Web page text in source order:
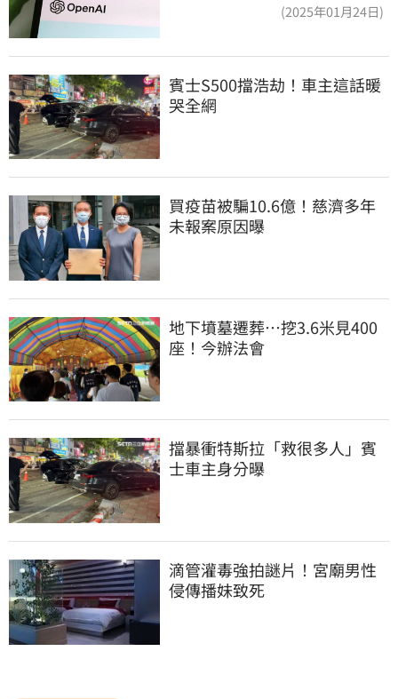
(2025年01月24日)
賓士S500擋浩劫！車主這話暖
哭全網
買疫苗被騙10.6億！慈濟多年
未報案原因曝
地下墳墓遷葬…挖3.6米見400
座！今辦法會
擋暴衝特斯拉「救很多人」賓
士車主身分曝
滴管灌毒強拍謎片！宮廟男性
侵傳播妹致死